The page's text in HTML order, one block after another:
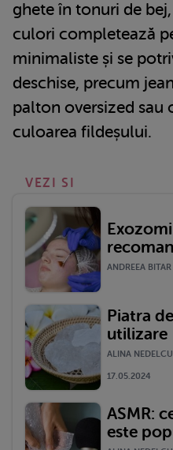
ghete în tonuri de
culori completează
minimaliste și se
deschise, precum
palton oversized sau
culoarea fildeșului.
VEZI SI
ANDREEA
Piatra
utilizare
ALINA
17.05.2024
ASMR:
este